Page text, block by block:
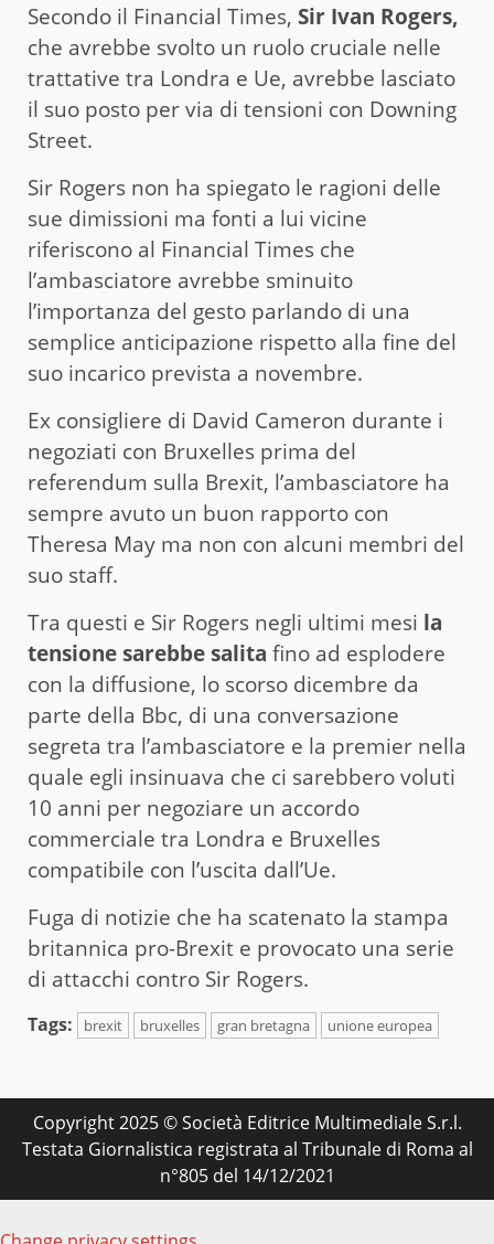
Secondo il Financial Times, Sir Ivan Rogers,
che avrebbe svolto un ruolo cruciale nelle
trattative tra Londra e Ue, avrebbe lasciato
il suo posto per via di tensioni con Downing
Street.
Sir Rogers non ha spiegato le ragioni delle
sue dimissioni ma fonti a lui vicine
riferiscono al Financial Times che
l’ambasciatore avrebbe sminuito
l’importanza del gesto parlando di una
semplice anticipazione rispetto alla fine del
suo incarico prevista a novembre.
Ex consigliere di David Cameron durante i
negoziati con Bruxelles prima del
referendum sulla Brexit, l’ambasciatore ha
sempre avuto un buon rapporto con
Theresa May ma non con alcuni membri del
suo staff.
Tra questi e Sir Rogers negli ultimi mesi la
tensione sarebbe salita fino ad esplodere
con la diffusione, lo scorso dicembre da
parte della Bbc, di una conversazione
segreta tra l’ambasciatore e la premier nella
quale egli insinuava che ci sarebbero voluti
10 anni per negoziare un accordo
commerciale tra Londra e Bruxelles
compatibile con l’uscita dall’Ue.
Fuga di notizie che ha scatenato la stampa
britannica pro-Brexit e provocato una serie
di attacchi contro Sir Rogers.
Tags: brexit bruxelles gran bretagna unione europea
Copyright 2025 © Società Editrice Multimediale S.r.l.
Testata Giornalistica registrata al Tribunale di Roma al
n°805 del 14/12/2021